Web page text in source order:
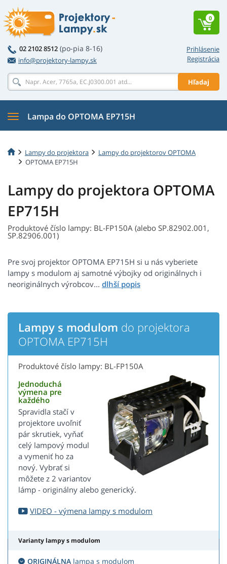
Prihlásenie
Registrácia
02 2102 8512 (po-pia 8-16)
info@projektory-lampy.sk
Hľadaj
0
Lampa do OPTOMA EP715H
Lampy do projektora
Lampy do projektorov OPTOMA
OPTOMA EP715H
Lampy do projektora OPTOMA
EP715H
Produktové číslo lampy: BL-FP150A (alebo SP.82902.001,
SP.82906.001)
Pre svoj projektor OPTOMA EP715H si u nás vyberiete
lampy s modulom aj samotné výbojky od originálnych i
neoriginálnych výrobcov...
Lampy s modulom do projektora
OPTOMA EP715H
Produktové číslo lampy: BL-FP150A
Jednoduchá
výmena pre
každého
Spravidla stačí v
projektore uvoľniť
pár skrutiek, vyňať
celý lampový modul
a vymeniť ho za
nový. Vybrať si
môžete z 2 variantov
lámp - originálny alebo generický.
VIDEO - výmena lampy s modulom
Varianty lampy s modulom
ORIGINÁLNA lampa s modulom